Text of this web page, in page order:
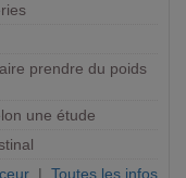
prendre du poids
une étude
| Toutes les infos